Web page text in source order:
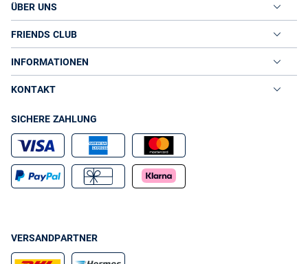
ÜBER UNS
FRIENDS CLUB
INFORMATIONEN
KONTAKT
SICHERE ZAHLUNG
VERSANDPARTNER